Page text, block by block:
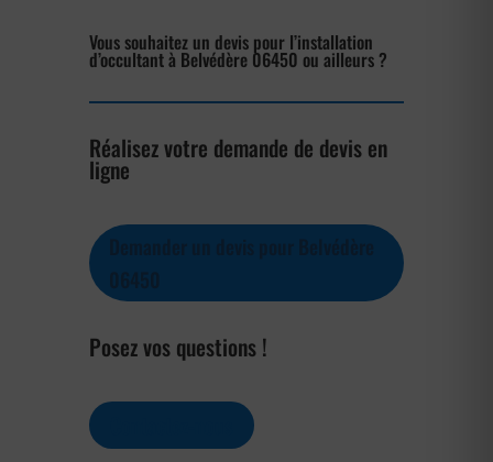
Vous souhaitez un devis pour l’installation
d’occultant à Belvédère 06450 ou ailleurs ?
Réalisez votre demande de devis en
ligne
Posez vos questions !